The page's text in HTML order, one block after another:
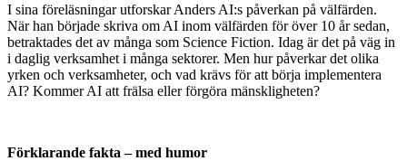
I sina föreläsningar utforskar Anders AI:s påverkan på välfärden.
När han började skriva om AI inom välfärden för över 10 år sedan,
betraktades det av många som Science Fiction. Idag är det på väg in
i daglig verksamhet i många sektorer. Men hur påverkar det olika
yrken och verksamheter, och vad krävs för att börja implementera
AI? Kommer AI att frälsa eller förgöra mänskligheten?
Förklarande fakta – med humor